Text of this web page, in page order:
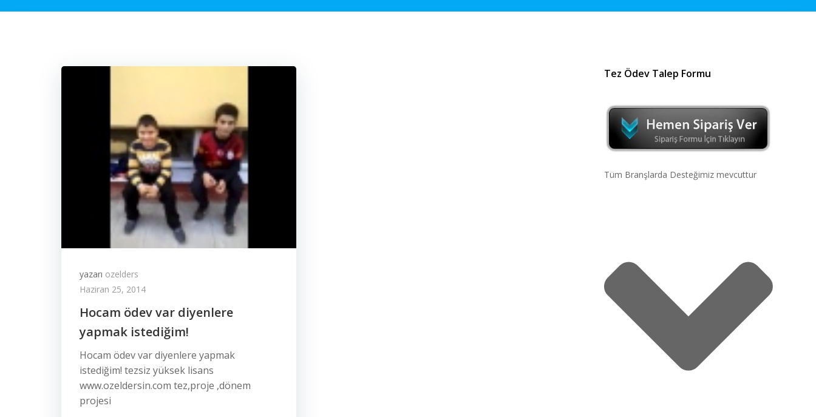
yazarı ozelders
Haziran 25, 2014
Hocam ödev var diyenlere
yapmak istediğim!
Hocam ödev var diyenlere yapmak
istediğim! tezsiz yüksek lisans
www.ozeldersin.com tez,proje ,dönem
projesi
Tez Ödev Talep Formu
Tüm Branşlarda Desteğimiz mevcuttur